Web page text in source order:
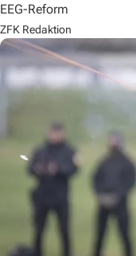
EEG-Reform
ZFK Redaktion